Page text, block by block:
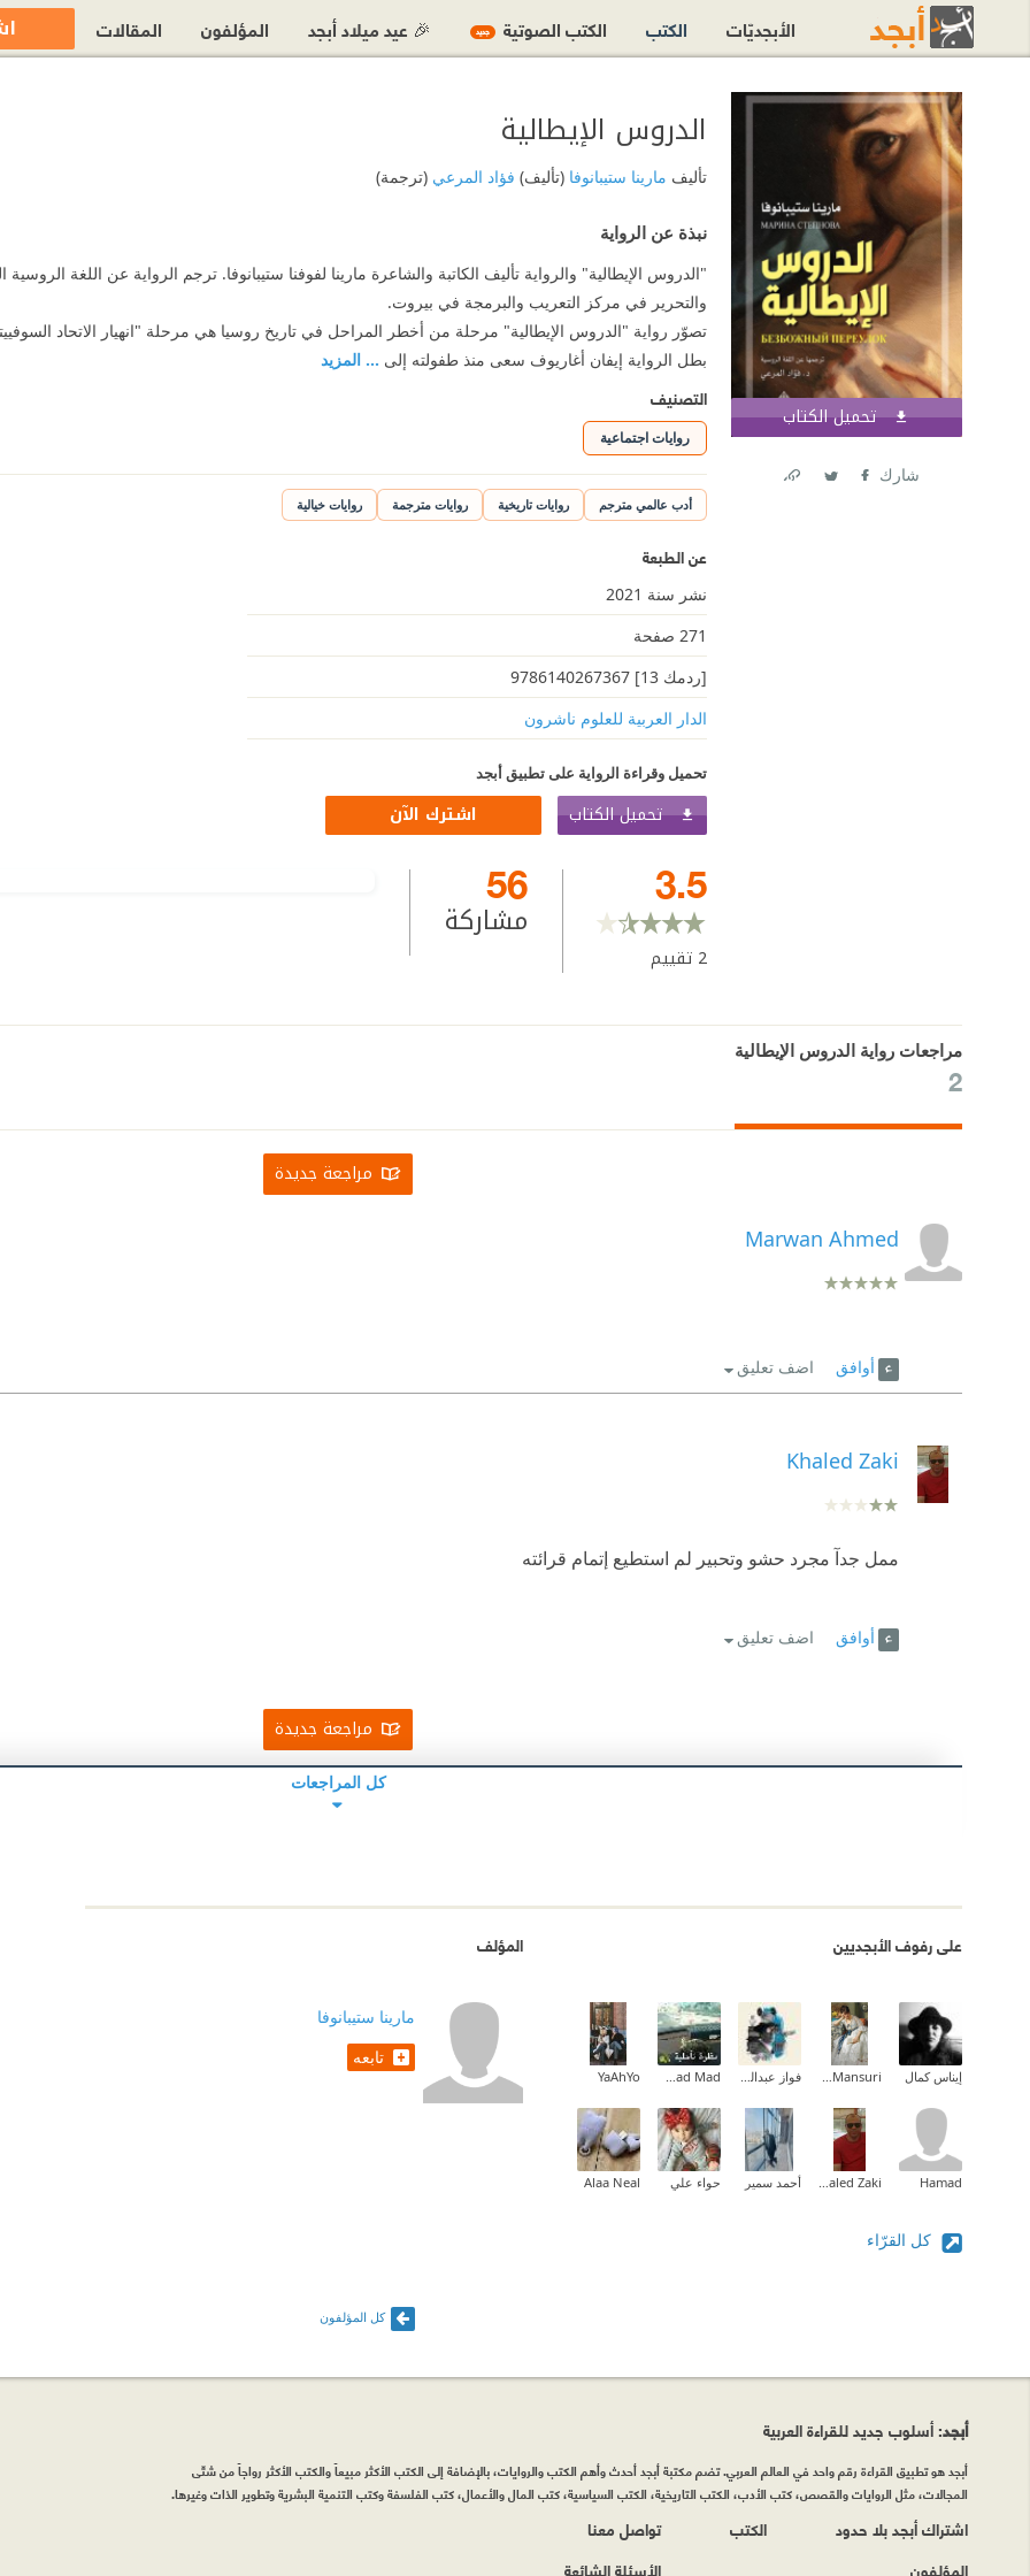
تحميل الكتاب اشترك الآن
شارك
الدروس الإيطالية
تأليف مارينا ستيبانوفا(تأليف) فؤاد المرعي(ترجمة)
نبذة عن الرواية
"الدروس الإيطالية" والرواية تأليف الكاتبة والشاعرة مارينا لفوفنا ستيبانوفا. ترجم الرواية عن اللغة
والتحرير في مركز التعريب والبرمجة في بيروت.
تصوّر رواية "الدروس الإيطالية" مرحلة من أخطر المراحل في تاريخ روسيا هي مرحلة "انهيار الاتحاد
بطل الرواية إيفان أغاريوف سعى منذ طفولته إلى ... المزيد
التصنيف
روايات اجتماعية
أدب عالمي مترجم روايات تاريخية روايات مترجمة روايات خيالية
عن الطبعة
نشر سنة 2021
271 صفحة
[ردمك 13] 9786140267367
الدار العربية للعلوم ناشرون
تحميل وقراءة الرواية على تطبيق أبجد
تحميل الكتاب اشترك الآن
3.5
2 تقييم
56
مشاركة
مراجعات رواية الدروس الإيطالية
2
مراجعة جديدة
Marwan Ahmed
أوافق اضف تعليق
Khaled Zaki
ممل جدآ مجرد حشو وتحبير لم استطيع إتمام قرائته
أوافق اضف تعليق
مراجعة جديدة
كل المراجعات
على رفوف الأبجديين
إيناس كمال Enas Al-Mansuri فواز عبدالمحسن Fatmad Mad
YaAhYo
Hamad
Khaled Zaki أحمد سمير حواء علي Alaa Neal
كل القرّاء
المؤلف
مارينا ستيبانوفا
تابعه
كل المؤلفون
الأبجديّات الكتب الكتب الصوتية جديد 🎉 عيد ميلاد أبجد المؤلفون المقالات
أبجد: أسلوب جديد للقراءة العربية
أبجد هو تطبيق القراءة رقم واحد في العالم العربي. تضم مكتبة أبجد أحدث وأهم الكتب والروايات، بالإضافة إلى الكتب الأكثر مبيعاً والكتب الأكثر رواجاً من شتّى
المجالات، مثل الروايات والقصص، كتب الأدب، الكتب التاريخية، الكتب السياسية، كتب المال والأعمال، كتب الفلسفة وكتب التنمية البشرية وتطوير الذات وغيرها.
اشتراك أبجد بلا حدود
المؤلفون
الكتب
تواصل معنا
الأسئلة الشائعة